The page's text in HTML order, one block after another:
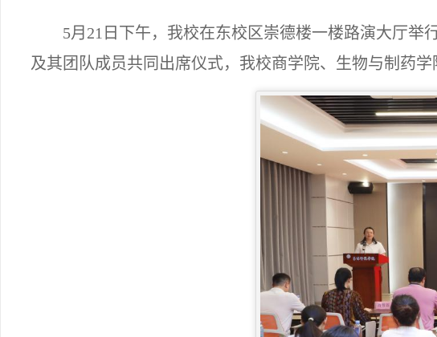
5月21日下午，我校在东校区崇德楼一楼路演大厅举
及其团队成员共同出席仪式，我校商学院、生物与制药